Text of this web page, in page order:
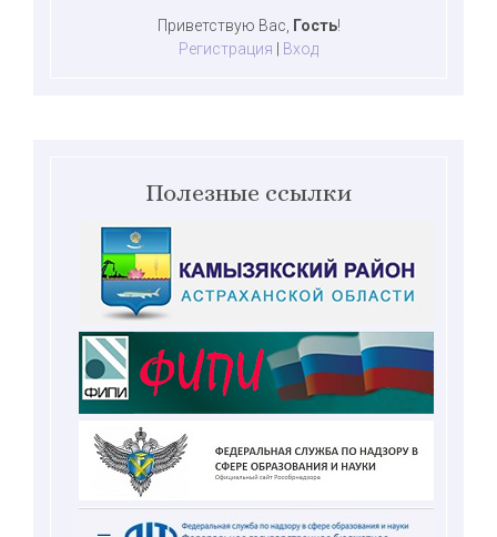
Приветствую Вас Гость!
Регистрация
Вход
Полезные ссылки